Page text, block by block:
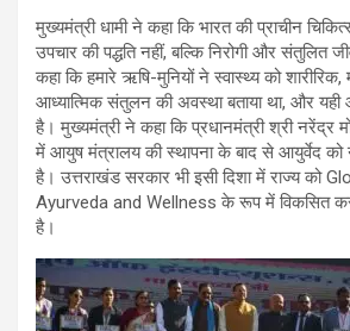
मुख्यमंत्री धामी ने कहा कि भारत की प्राचीन
उपचार की पद्धति नहीं, बल्कि निरोगी और संतुलित
कहा कि हमारे ऋषि-मुनियों ने स्वास्थ्य को
आध्यात्मिक संतुलन की अवस्था बताया था, और यही
है। मुख्यमंत्री ने कहा कि प्रधानमंत्री श्री नरेंद्र
में आयुष मंत्रालय की स्थापना के बाद से आयुर्वेद को
है। उत्तराखंड सरकार भी इसी दिशा में राज्य को
Ayurveda and Wellness के रूप में विकसित
है।